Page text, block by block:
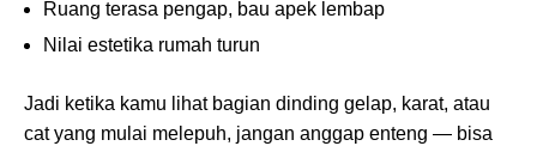
Ruang terasa pengap, bau apek lembap
Nilai estetika rumah turun
Jadi ketika kamu lihat bagian dinding gelap, karat, atau
cat yang mulai melepuh, jangan anggap enteng — bisa